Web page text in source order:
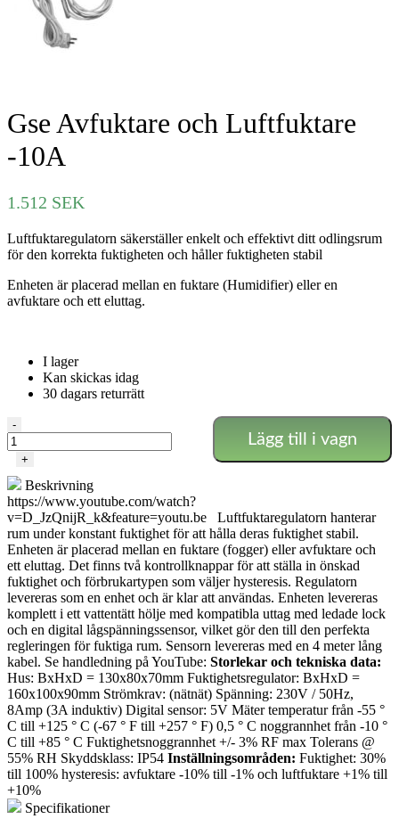
Gse Avfuktare och Luftfuktare
-10A
1.512 SEK
Luftfuktaregulatorn säkerställer enkelt och effektivt ditt odlingsrum
för den korrekta fuktigheten och håller fuktigheten stabil
Enheten är placerad mellan en fuktare (Humidifier) eller en
avfuktare och ett eluttag.
I lager
Kan skickas idag
30 dagars returrätt
Gse
Avfuktare
och
-10A
mängd
-
+
Lägg till i vagn
Beskrivning
https://www.youtube.com/watch?
v=D_JzQnijR_k&feature=youtu.be Luftfuktaregulatorn hanterar
rum under konstant fuktighet för att hålla deras fuktighet stabil.
Enheten är placerad mellan en fuktare (fogger) eller avfuktare och
ett eluttag. Det finns två kontrollknappar för att ställa in önskad
fuktighet och förbrukartypen som väljer hysteresis. Regulatorn
levereras som en enhet och är klar att användas. Enheten levereras
komplett i ett vattentätt hölje med kompatibla uttag med ledade lock
och en digital lågspänningssensor, vilket gör den till den perfekta
regleringen för fuktiga rum. Sensorn levereras med en 4 meter lång
kabel. Se handledning på YouTube: Storlekar och tekniska data:
Hus: BxHxD = 130x80x70mm Fuktighetsregulator: BxHxD =
160x100x90mm Strömkrav: (nätnät) Spänning: 230V / 50Hz,
8Amp (3A induktiv) Digital sensor: 5V Mäter temperatur från -55 °
C till +125 ° C (-67 ° F till +257 ° F) 0,5 ° C noggrannhet från -10 °
C till +85 ° C Fuktighetsnoggrannhet +/- 3% RF max Tolerans @
55% RH Skyddsklass: IP54 Inställningsområden: Fuktighet: 30%
till 100% hysteresis: avfuktare -10% till -1% och luftfuktare +1% till
+10%
Specifikationer